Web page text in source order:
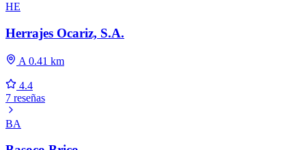
HE
Herrajes Ocariz, S.A.
A 0.41 km
4.4
7 reseñas
BA